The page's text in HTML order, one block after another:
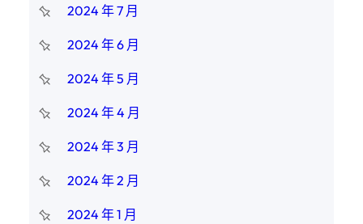
2024 年 7 月
2024 年 6 月
2024 年 5 月
2024 年 4 月
2024 年 3 月
2024 年 2 月
2024 年 1 月